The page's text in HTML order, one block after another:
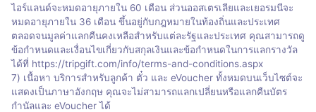
ไอร์แลนด์จะหมดอายุภายใน 60 เดือน ส่วนออสเตรเลียและเยอรมนีจะ
หมดอายุภายใน 36 เดือน ขึ้นอยู่กับกฎหมายในท้องถิ่นและประเทศ
ตลอดจนมูลค่าแลกคืนคงเหลือสำหรับแต่ละรัฐและประเทศ คุณสามารถดู
ข้อกำหนดและเงื่อนไขเกี่ยวกับสกุลเงินและข้อกำหนดในการแลกรางวัล
ได้ที่ https://tripgift.com/info/terms-and-conditions.aspx
7) เนื้อหา บริการสำหรับลูกค้า ตั๋ว และ eVoucher ทั้งหมดบนเว็บไซต์จะ
แสดงเป็นภาษาอังกฤษ คุณจะไม่สามารถแลกเปลี่ยนหรือแลกคืนบัตร
กำนัลและ eVoucher ได้